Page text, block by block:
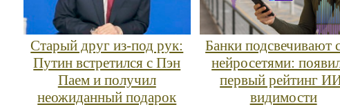
Старый друг из-под рук:
Путин встретился с Пэн
Паем и получил
неожиданный подарок
Банки подсвечивают
нейросетями:
первый рейтинг
видимости